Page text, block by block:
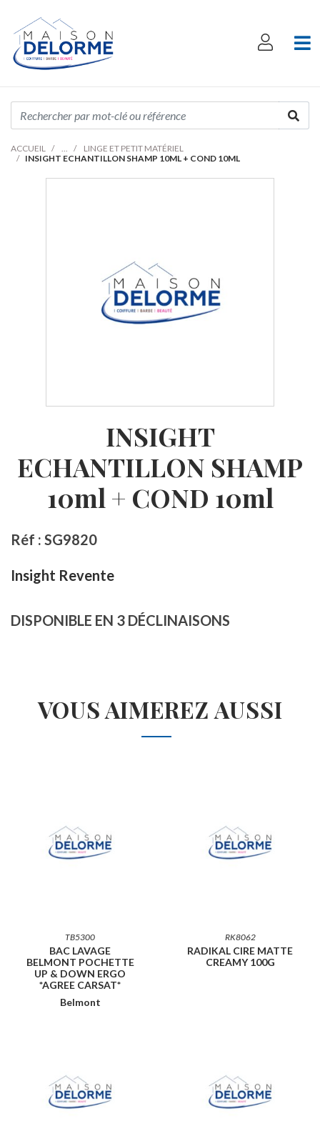
ACCUEIL
LINGE ET PETIT MATÉRIEL
INSIGHT ECHANTILLON SHAMP 10ML + COND 10ML
INSIGHT
ECHANTILLON SHAMP
10ml + COND 10ml
Réf : SG9820
Insight Revente
DISPONIBLE EN 3 DÉCLINAISONS
VOUS AIMEREZ AUSSI
TB5300
BAC LAVAGE
BELMONT POCHETTE
UP & DOWN ERGO
*AGREE CARSAT*
Belmont
RK8062
RADIKAL CIRE MATTE
CREAMY 100G